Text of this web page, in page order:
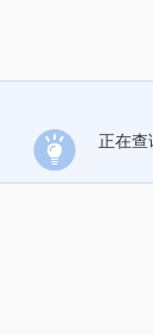
正在查